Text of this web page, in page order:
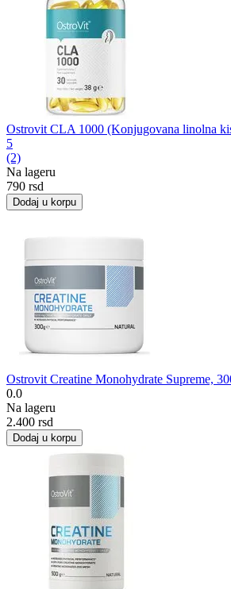
Ostrovit CLA 1000 (Konjugovana linolna
5
(2)
Na lageru
‍790‍ rsd
Dodaj u korpu
Ostrovit Creatine Monohydrate Supreme,
0.0
Na lageru
2.400 rsd
Dodaj u korpu